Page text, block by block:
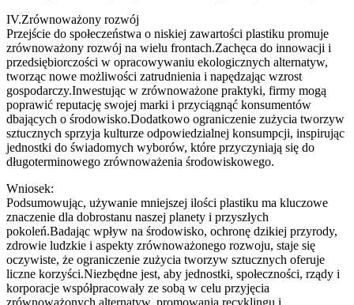
IV.Zrównoważony rozwój
Przejście do społeczeństwa o niskiej zawartości plastiku promuje
zrównoważony rozwój na wielu frontach.Zachęca do innowacji i
przedsiębiorczości w opracowywaniu ekologicznych alternatyw,
tworząc nowe możliwości zatrudnienia i napędzając wzrost
gospodarczy.Inwestując w zrównoważone praktyki, firmy mogą
poprawić reputację swojej marki i przyciągnąć konsumentów
dbających o środowisko.Dodatkowo ograniczenie zużycia tworzyw
sztucznych sprzyja kulturze odpowiedzialnej konsumpcji, inspirując
jednostki do świadomych wyborów, które przyczyniają się do
długoterminowego zrównoważenia środowiskowego.
Wniosek:
Podsumowując, używanie mniejszej ilości plastiku ma kluczowe
znaczenie dla dobrostanu naszej planety i przyszłych
pokoleń.Badając wpływ na środowisko, ochronę dzikiej przyrody,
zdrowie ludzkie i aspekty zrównoważonego rozwoju, staje się
oczywiste, że ograniczenie zużycia tworzyw sztucznych oferuje
liczne korzyści.Niezbędne jest, aby jednostki, społeczności, rządy i
korporacje współpracowały ze sobą w celu przyjęcia
zrównoważonych alternatyw, promowania recyklingu i